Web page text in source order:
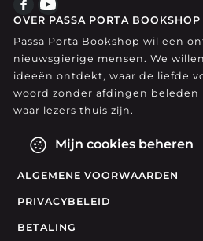
OVER PASSA PORTA BOOKSHOP
Passa Porta Bookshop wil een
nieuwsgierige mensen. We
ideeën ontdekt, waar de liefde
woord zonder afdingen beleden
waar lezers thuis zijn.
Mijn cookies beheren
ALGEMENE VOORWAARDEN
PRIVACYBELEID
BETALING